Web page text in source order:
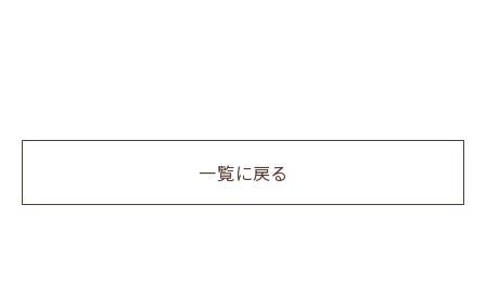
一覧に戻る